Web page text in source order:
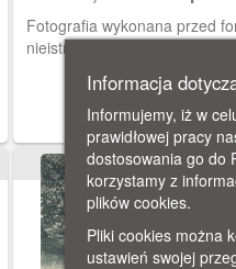
fontanną
Fotografia wykonana przed
nieistniejącym
ok. 1900
Informacja
Informujemy, iż w
prawidłowej pracy
dostosowania go do
korzystamy z
plików cookies.
Pliki cookies można
ustawień swojej